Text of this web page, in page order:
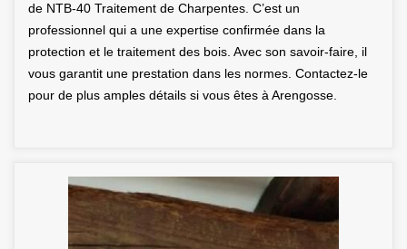
de NTB-40 Traitement de Charpentes. C’est un
professionnel qui a une expertise confirmée dans la
protection et le traitement des bois. Avec son savoir-faire, il
vous garantit une prestation dans les normes. Contactez-le
pour de plus amples détails si vous êtes à Arengosse.